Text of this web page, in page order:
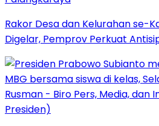
Rakor Desa dan Kelurahan se-
Digelar, Pemprov Perkuat